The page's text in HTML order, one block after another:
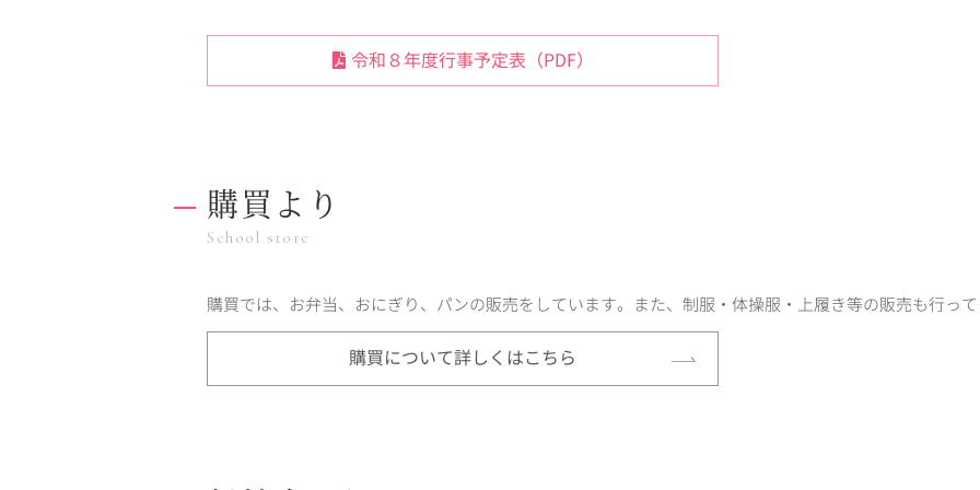
令和８年度行事予定表（PDF）
購買より
School store
購買では、お弁当、おにぎり、パンの販売をしています。また、制服・体操服・上履き等の販売も行っ
購買について詳しくはこちら